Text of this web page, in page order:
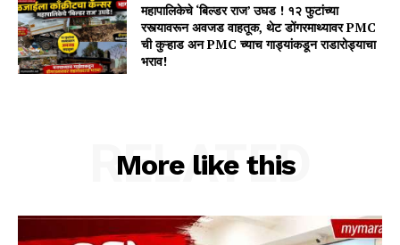
महापालिकेचे ‘बिल्डर राज’ उघड ! १२ फुटांच्या
रस्त्यावरून अवजड वाहतूक, थेट डोंगरमाथ्यावर PMC
ची कुऱ्हाड अन PMC च्याच गाड्यांकडून राडारोड्याचा
भराव!
More like this
RELATED